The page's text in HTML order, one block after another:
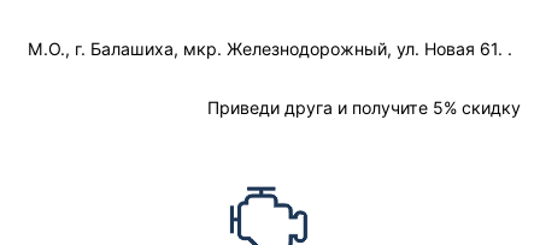
М.О., г. Балашиха, мкр. Железнодорожный, ул. Новая 61. .
Приведи друга и получите 5% скидку